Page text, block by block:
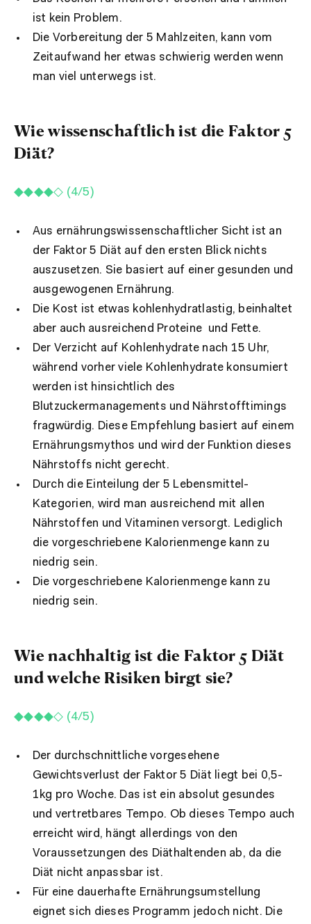
ist kein Problem.
Die Vorbereitung der 5 Mahlzeiten, kann vom
Zeitaufwand her etwas schwierig werden wenn
man viel unterwegs ist.
Wie wissenschaftlich ist die Faktor 5
Diät?
◆◆◆◆◇ (4/5)
Aus ernährungswissenschaftlicher Sicht ist an
der Faktor 5 Diät auf den ersten Blick nichts
auszusetzen. Sie basiert auf einer gesunden und
ausgewogenen Ernährung.
Die Kost ist etwas kohlenhydratlastig, beinhaltet
aber auch ausreichend Proteine und Fette.
Der Verzicht auf Kohlenhydrate nach 15 Uhr,
während vorher viele Kohlenhydrate konsumiert
werden ist hinsichtlich des
Blutzuckermanagements und Nährstofftimings
fragwürdig. Diese Empfehlung basiert auf einem
Ernährungsmythos und wird der Funktion dieses
Nährstoffs nicht gerecht.
Durch die Einteilung der 5 Lebensmittel-
Kategorien, wird man ausreichend mit allen
Nährstoffen und Vitaminen versorgt. Lediglich
die vorgeschriebene Kalorienmenge kann zu
niedrig sein.
Die vorgeschriebene Kalorienmenge kann zu
niedrig sein.
Wie nachhaltig ist die Faktor 5 Diät
und welche Risiken birgt sie?
◆◆◆◆◇ (4/5)
Der durchschnittliche vorgesehene
Gewichtsverlust der Faktor 5 Diät liegt bei 0,5-
1kg pro Woche. Das ist ein absolut gesundes
und vertretbares Tempo. Ob dieses Tempo auch
erreicht wird, hängt allerdings von den
Voraussetzungen des Diäthaltenden ab, da die
Diät nicht anpassbar ist.
Für eine dauerhafte Ernährungsumstellung
eignet sich dieses Programm jedoch nicht. Die